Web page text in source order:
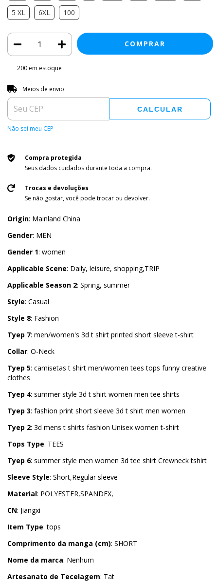
5 XL 6XL 100
200 em estoque
Entregas para o CEP:
Meios de envio
CALCULAR
Não sei meu CEP
Compra protegida
Seus dados cuidados durante toda a compra.
Trocas e devoluções
Se não gostar, você pode trocar ou devolver.
Origin: Mainland China
Gender: MEN
Gender 1: women
Applicable Scene: Daily, leisure, shopping,TRIP
Applicable Season 2: Spring, summer
Style: Casual
Style 8: Fashion
Tyep 7: men/women's 3d t shirt printed short sleeve t-shirt
Collar: O-Neck
Tyep 5: camisetas t shirt men/women tees tops funny creative
clothes
Tyep 4: summer style 3d t shirt women men tee shirts
Tyep 3: fashion print short sleeve 3d t shirt men women
Tyep 2: 3d mens t shirts fashion Unisex women t-shirt
Tops Type: TEES
Tyep 6: summer style men women 3d tee shirt Crewneck tshirt
Sleeve Style: Short,Regular sleeve
Material: POLYESTER,SPANDEX,
CN: Jiangxi
Item Type: tops
Comprimento da manga (cm): SHORT
Nome da marca: Nenhum
Artesanato de Tecelagem: Tat